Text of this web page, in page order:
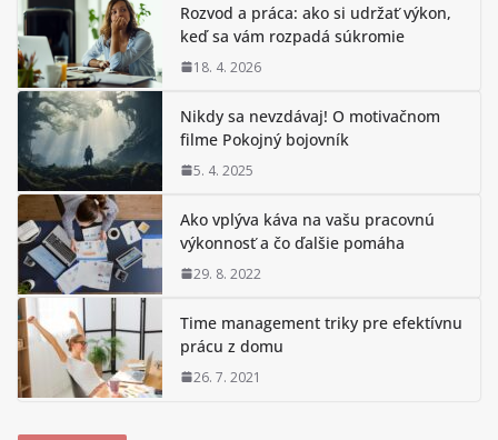
Rozvod a práca: ako si udržať výkon,
keď sa vám rozpadá súkromie
18. 4. 2026
Nikdy sa nevzdávaj! O motivačnom
filme Pokojný bojovník
5. 4. 2025
Ako vplýva káva na vašu pracovnú
výkonnosť a čo ďalšie pomáha
29. 8. 2022
Time management triky pre efektívnu
prácu z domu
26. 7. 2021